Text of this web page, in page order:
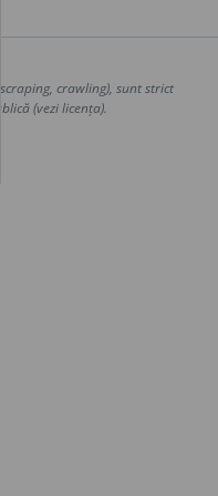
crawling), sunt strict
(vezi licența).